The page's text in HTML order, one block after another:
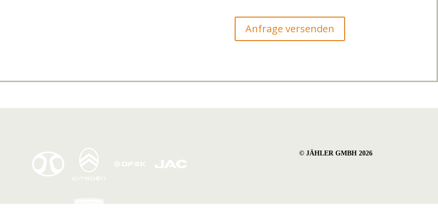
Anfrage versenden
© JÄHLER GMBH 2026